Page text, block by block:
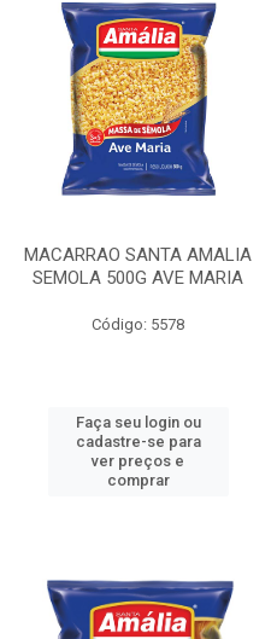
MACARRAO SANTA AMALIA
SEMOLA 500G AVE MARIA
Código: 5578
Faça seu login ou
cadastre-se para
ver preços e
comprar